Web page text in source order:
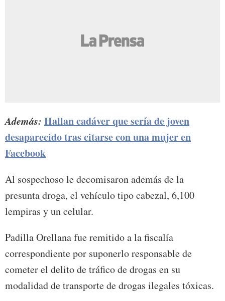
Además: Hallan cadáver que sería de joven
desaparecido tras citarse con una mujer en
Facebook
Al sospechoso le decomisaron además de la
presunta droga, el vehículo tipo cabezal, 6,100
lempiras y un celular.
Padilla Orellana fue remitido a la fiscalía
correspondiente por suponerlo responsable de
cometer el delito de tráfico de drogas en su
modalidad de transporte de drogas ilegales tóxicas.